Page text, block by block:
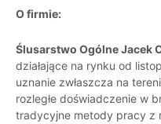
O firmie:
Ślusarstwo Ogólne Jacek
działające na rynku od
uznanie zwłaszcza na
rozległe doświadczenie w
tradycyjne metody pracy z